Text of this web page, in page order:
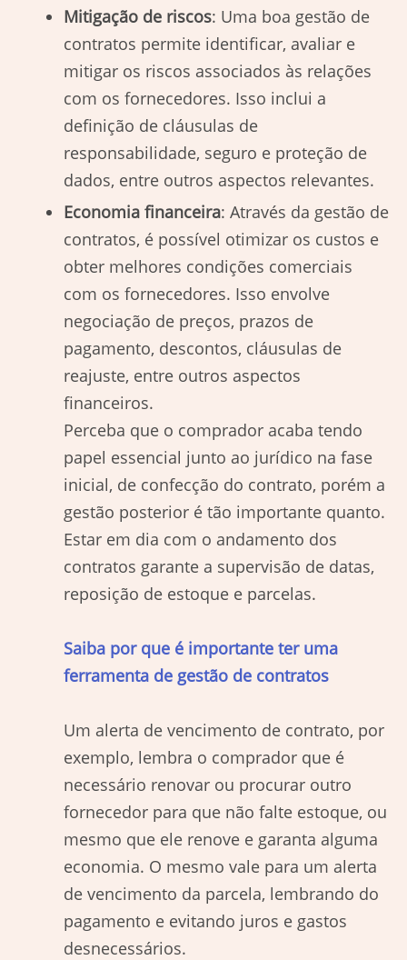
Mitigação de riscos: Uma boa gestão de
contratos permite identificar, avaliar e
mitigar os riscos associados às relações
com os fornecedores. Isso inclui a
definição de cláusulas de
responsabilidade, seguro e proteção de
dados, entre outros aspectos relevantes.
Economia financeira: Através da gestão de
contratos, é possível otimizar os custos e
obter melhores condições comerciais
com os fornecedores. Isso envolve
negociação de preços, prazos de
pagamento, descontos, cláusulas de
reajuste, entre outros aspectos
financeiros.
Perceba que o comprador acaba tendo
papel essencial junto ao jurídico na fase
inicial, de confecção do contrato, porém a
gestão posterior é tão importante quanto.
Estar em dia com o andamento dos
contratos garante a supervisão de datas,
reposição de estoque e parcelas.
Saiba por que é importante ter uma
ferramenta de gestão de contratos
Um alerta de vencimento de contrato, por
exemplo, lembra o comprador que é
necessário renovar ou procurar outro
fornecedor para que não falte estoque, ou
mesmo que ele renove e garanta alguma
economia. O mesmo vale para um alerta
de vencimento da parcela, lembrando do
pagamento e evitando juros e gastos
desnecessários.